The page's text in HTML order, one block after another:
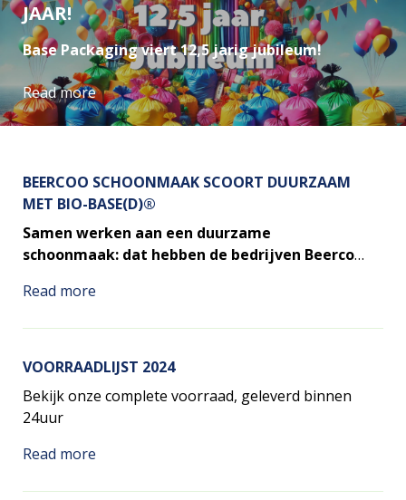
JAAR!
Base Packaging viert 12,5 jarig jubileum!
Read more
BEERCOO SCHOONMAAK SCOORT DUURZAAM
MET BIO-BASE(D)®
Samen werken aan een duurzame
schoonmaak: dat hebben de bedrijven Beercoo
gemeen!
Read more
VOORRAADLIJST 2024
Bekijk onze complete voorraad, geleverd binnen
24uur
Read more